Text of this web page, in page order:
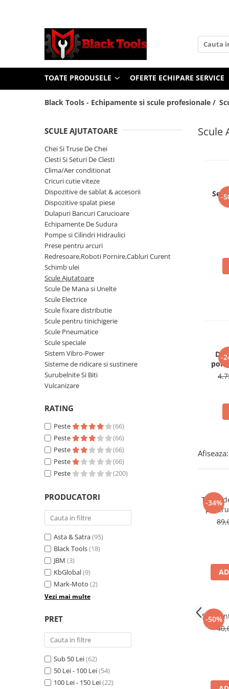
Toate Produsele
Scule Service Auto
Chei Si Truse De Chei
Chei Combinate Cu Clichet
Clesti Si Seturi De Clesti
Clesti autoblocanti
Clesti pentru sertizat
Clesti pentru sigurante
Clesti reglabili pentru tevi
Clesti service auto
Clesti universali
Clima/Aer conditionat
Cricuri cutie viteze
Dispozitive de sablat & accesorii
Dispozitive spalat piese
Dulapuri Bancuri Carucioare
Bancuri de lucru
Carucioare pentru marfa
Cutii pentru scule
Dulapuri echipate
Dulapuri pentru scule
Module scule
Aparate taiere cu plasma
Invertoare Sudura
Magneti fixare sudura
Sudura In Puncte
Pompe si Cilindri Hidraulici
Prese pentru arcuri
Redresoare,Roboti Pornire,Cabluri
Schimb ulei
Accesorii schimb ulei
Chei buson baie ulei
Chei filtru ulei
Recuperatoare de ulei
Scule De Mana si Unelte
Aparate de nituit si capsat
TOATE PRODUSELE OFERTE ECHIPARE SERVICE
Black Tools - Echipamente si scule profesionale /
Scule
SCULE AJUTATOARE
Chei Si Truse De Chei
Clesti Si Seturi De Clesti
Clima/Aer conditionat
Cricuri cutie viteze
Dispozitive de sablat & accesorii
Dispozitive spalat piese
Dulapuri Bancuri Carucioare
Echipamente De Sudura
Pompe si Cilindri Hidraulici
Prese pentru arcuri
Redresoare,Roboti Pornire,Cabluri Curent
Schimb ulei
Scule Ajutatoare
Scule De Mana si Unelte
Scule Electrice
Scule fixare distributie
Scule pentru tinichigerie
Scule Pneumatice
Scule speciale
Sistem Vibro-Power
Sisteme de ridicare si sustinere
Surubelnite Si Biti
Vulcanizare
RATING
Peste
(66)
Peste
(66)
Peste
(66)
Peste
(66)
Peste
(200)
PRODUCATORI
Asta & Satra(95)
Black Tools(18)
JBM (3)
KbGlobal(9)
Mark-Moto (2)
Vezi mai multe
PRET
Sub 50 Lei(62)
50 Lei - 100 Lei(54)
100 Lei - 150 Lei(22)
-
Set
-
Afiseaza:
-34%
Trusa
-50%
Set